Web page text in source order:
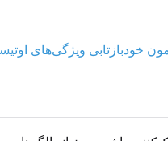
خودبازتابی ویژگی‌های